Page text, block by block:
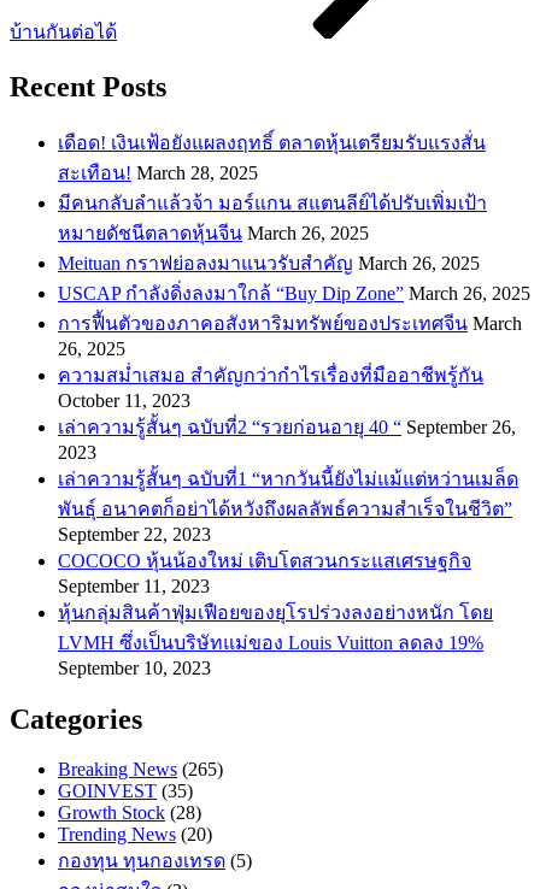
บ้านกันต่อได้
Recent Posts
เดือด! เงินเฟ้อยังแผลงฤทธิ์ ตลาดหุ้นเตรียมรับแรงสั่น
สะเทือน! March 28, 2025
​มีคนกลับลำแล้วจ้า มอร์แกน สแตนลีย์ได้ปรับเพิ่มเป้า
หมายดัชนีตลาดหุ้นจีน March 26, 2025
Meituan กราฟย่อลงมาแนวรับสำคัญ March 26, 2025
USCAP กำลังดิ่งลงมาใกล้ “Buy Dip Zone” March 26, 2025
การฟื้นตัวของภาคอสังหาริมทรัพย์ของประเทศจีน March
26, 2025
ความสม่ำเสมอ สำคัญกว่ากำไรเรื่องที่มืออาชีพรู้กัน
October 11, 2023
เล่าความรู้สั้นๆ ฉบับที่2 “รวยก่อนอายุ 40 “ September 26,
2023
เล่าความรู้สั้นๆ ฉบับที่1 “หากวันนี้ยังไม่แม้แต่หว่านเมล็ด
พันธ์ุ อนาคตก็อย่าได้หวังถึงผลลัพธ์ความสำเร็จในชีวิต”
September 22, 2023
COCOCO หุ้นน้องใหม่ เติบโตสวนกระแสเศรษฐกิจ
September 11, 2023
หุ้นกลุ่มสินค้าฟุ่มเฟือยของยุโรปร่วงลงอย่างหนัก โดย
LVMH ซึ่งเป็นบริษัทแม่ของ Louis Vuitton ลดลง 19%
September 10, 2023
Categories
Breaking News (265)
GOINVEST (35)
Growth Stock (28)
Trending News (20)
กองทุน ทุนกองเทรด (5)